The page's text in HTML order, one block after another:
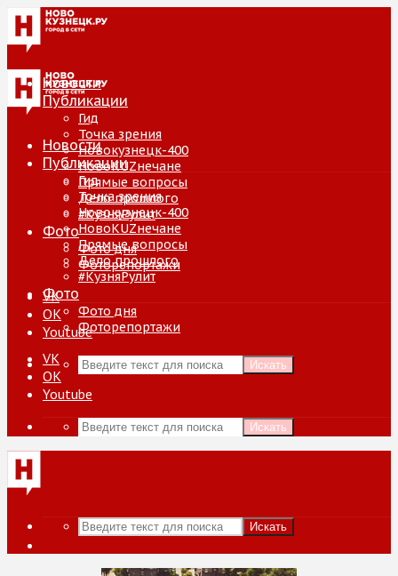
Новости
Публикации
Гид
Точка зрения
Новокузнецк-400
НовоKUZнечане
Прямые вопросы
Дело прошлого
#КузняРулит
Фото
Фото дня
Фоторепортажи
VK
ОК
Youtube
Искать
Новости
Публикации
Гид
Точка зрения
Новокузнецк-400
НовоKUZнечане
Прямые вопросы
Дело прошлого
#КузняРулит
Фото
Фото дня
Фоторепортажи
VK
ОК
Youtube
Искать
Искать